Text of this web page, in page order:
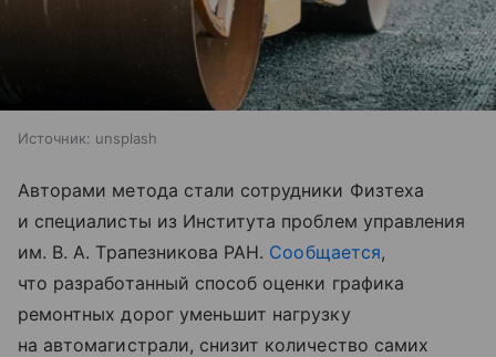
Источник: unsplash
Авторами метода стали сотрудники Физтеха
и специалисты из Института проблем управления
им. В. А. Трапезникова РАН. Сообщается,
что разработанный способ оценки графика
ремонтных дорог уменьшит нагрузку
на автомагистрали, снизит количество самих